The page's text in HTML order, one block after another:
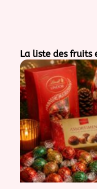
La liste des fruits